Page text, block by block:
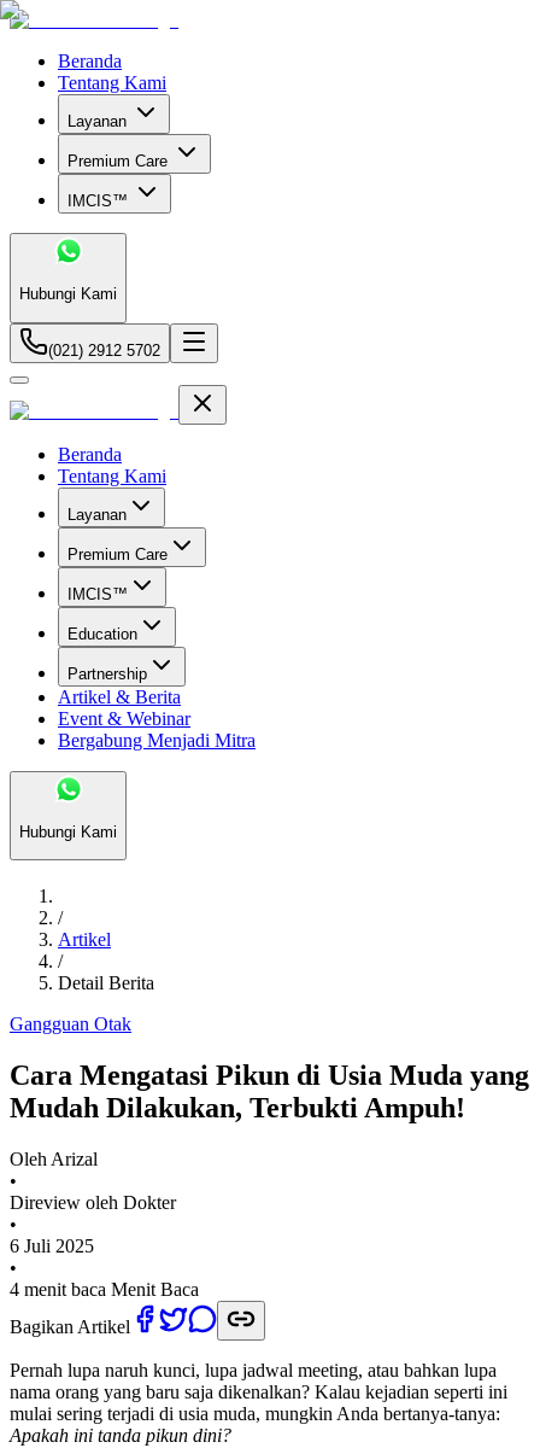
Beranda
Tentang Kami
Layanan
Premium Care
IMCIS™
Hubungi Kami
(021) 2912 5702
Beranda
Tentang Kami
Layanan
Premium Care
IMCIS™
Education
Partnership
Artikel & Berita
Event & Webinar
Bergabung Menjadi Mitra
Hubungi Kami
/
Artikel
/
Detail Berita
Gangguan Otak
Cara Mengatasi Pikun di Usia Muda yang
Mudah Dilakukan, Terbukti Ampuh!
Oleh Arizal
•
Direview oleh Dokter
•
6 Juli 2025
•
4 menit baca Menit Baca
Bagikan Artikel
Pernah lupa naruh kunci, lupa jadwal meeting, atau bahkan lupa
nama orang yang baru saja dikenalkan? Kalau kejadian seperti ini
mulai sering terjadi di usia muda, mungkin Anda bertanya-tanya:
Apakah ini tanda pikun dini?